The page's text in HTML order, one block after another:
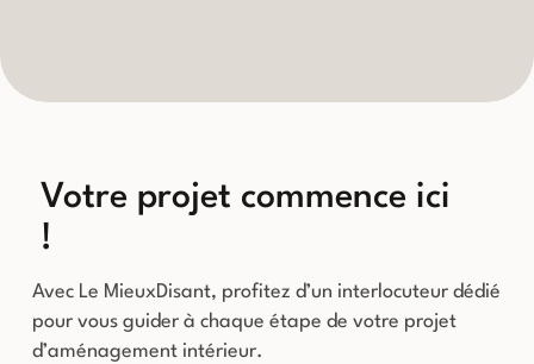
Votre projet commence ici
!
Avec Le MieuxDisant, profitez d’un interlocuteur dédié
pour vous guider à chaque étape de votre projet
d’aménagement intérieur.